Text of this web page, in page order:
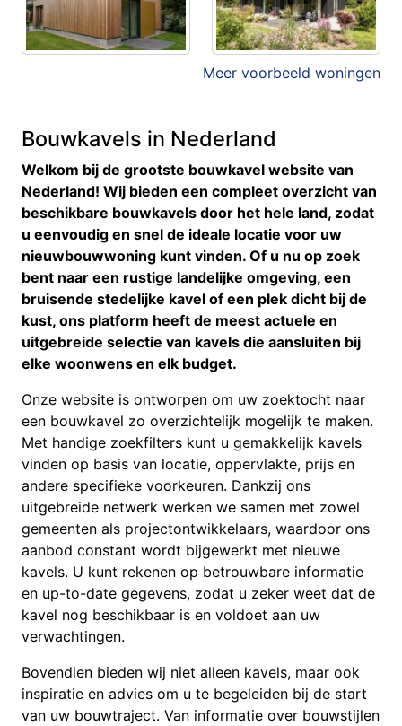
Meer voorbeeld woningen
Bouwkavels in Nederland
Welkom bij de grootste bouwkavel website van
Nederland! Wij bieden een compleet overzicht van
beschikbare bouwkavels door het hele land, zodat
u eenvoudig en snel de ideale locatie voor uw
nieuwbouwwoning kunt vinden. Of u nu op zoek
bent naar een rustige landelijke omgeving, een
bruisende stedelijke kavel of een plek dicht bij de
kust, ons platform heeft de meest actuele en
uitgebreide selectie van kavels die aansluiten bij
elke woonwens en elk budget.
Onze website is ontworpen om uw zoektocht naar
een bouwkavel zo overzichtelijk mogelijk te maken.
Met handige zoekfilters kunt u gemakkelijk kavels
vinden op basis van locatie, oppervlakte, prijs en
andere specifieke voorkeuren. Dankzij ons
uitgebreide netwerk werken we samen met zowel
gemeenten als projectontwikkelaars, waardoor ons
aanbod constant wordt bijgewerkt met nieuwe
kavels. U kunt rekenen op betrouwbare informatie
en up-to-date gegevens, zodat u zeker weet dat de
kavel nog beschikbaar is en voldoet aan uw
verwachtingen.
Bovendien bieden wij niet alleen kavels, maar ook
inspiratie en advies om u te begeleiden bij de start
van uw bouwtraject. Van informatie over bouwstijlen